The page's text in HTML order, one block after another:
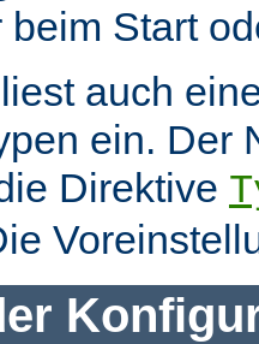
Start
auch
ein. Der
Direktive